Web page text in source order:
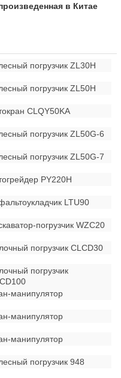
в Китае
погрузчик ZL30H
погрузчик ZL50H
CLQY50KA
погрузчик ZL50G-6
погрузчик ZL50G-7
PY220H
LTU90
погрузчик WZC20
погрузчик CLCD30
погрузчик
манипулятор
манипулятор
манипулятор
погрузчик 948